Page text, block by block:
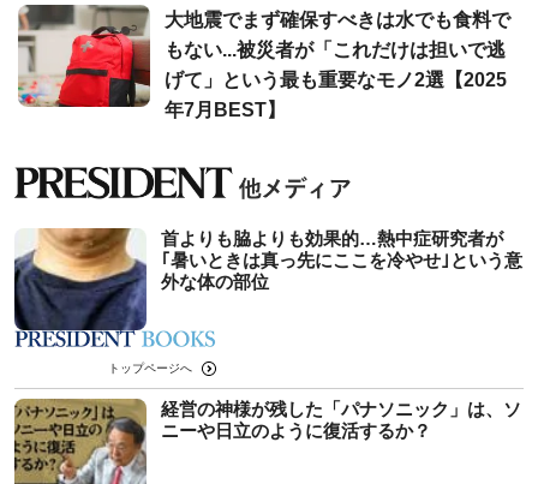
大地震でまず確保すべきは水でも食料で
もない...被災者が「これだけは担いで逃
げて」という最も重要なモノ2選【2025
年7月BEST】
首よりも脇よりも効果的…熱中症研究者が
｢暑いときは真っ先にここを冷やせ｣という意
外な体の部位
トップページへ
経営の神様が残した「パナソニック」は、ソ
ニーや日立のように復活するか？